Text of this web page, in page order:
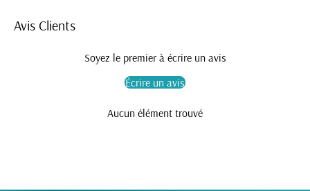
Avis Clients
Soyez le premier à écrire un avis
Écrire un avis
Aucun élément trouvé